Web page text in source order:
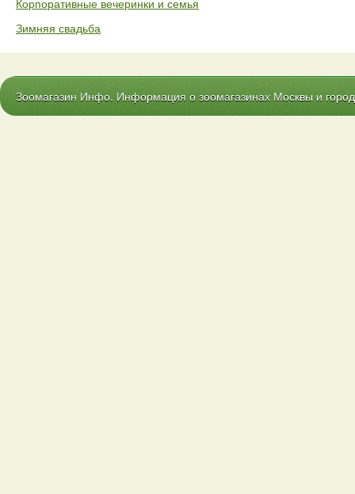
Корпоративные вечеринки и семья
Зимняя свадьба
Зоомагазин Инфо. Информация о зоомагазинах Москвы и